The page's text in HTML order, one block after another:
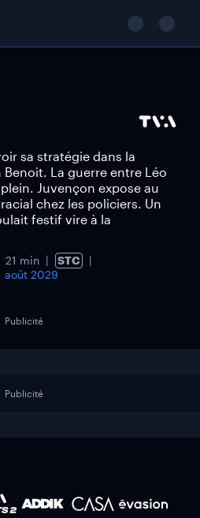
sa stratégie dans la
La guerre entre Léo
Juvençon expose au
chez les policiers. Un
festif vire à la
21 min
STC
août 2029
Publicité
Publicité